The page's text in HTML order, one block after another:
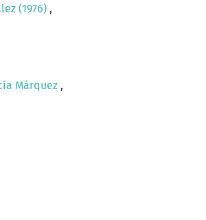
(1976) ,
Márquez ,